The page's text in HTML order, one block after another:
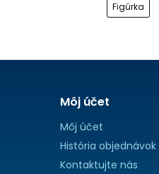
Figúrka
Môj účet
Môj účet
História objednávok
Kontaktujte nás